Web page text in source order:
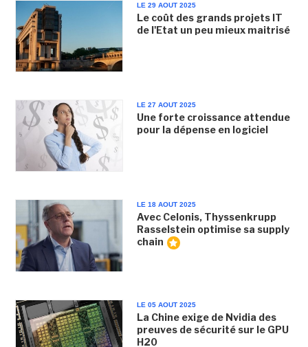
LE 29 AOUT 2025
Le coût des grands projets IT
de l'Etat un peu mieux maitrisé
LE 27 AOUT 2025
Une forte croissance attendue
pour la dépense en logiciel
LE 18 AOUT 2025
Avec Celonis, Thyssenkrupp
Rasselstein optimise sa supply
chain
LE 05 AOUT 2025
La Chine exige de Nvidia des
preuves de sécurité sur le GPU
H20